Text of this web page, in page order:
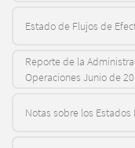
Estado de Flujos de
Reporte de la
Operaciones Junio de
Notas sobre los